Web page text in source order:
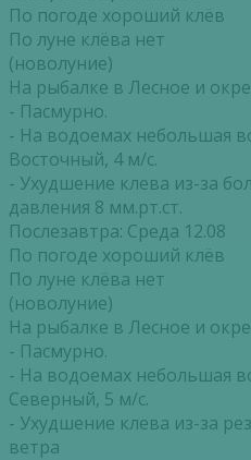
По погоде хороший клёв
По луне клёва нет
(новолуние)
На рыбалке в Лесное и
- Пасмурно.
- На водоемах небольшая
Восточный, 4 м/с.
- Ухудшение клева из-за
давления 8 мм.рт.ст.
Послезавтра: Среда 12.08
По погоде хороший клёв
По луне клёва нет
(новолуние)
На рыбалке в Лесное и
- Пасмурно.
- На водоемах небольшая
Северный, 5 м/с.
- Ухудшение клева из-за
ветра